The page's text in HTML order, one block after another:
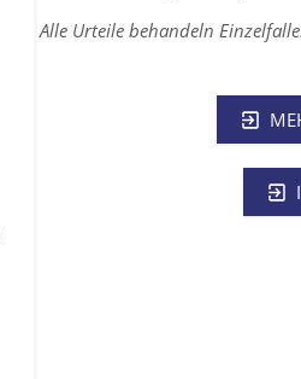
Alle Urteile behandeln